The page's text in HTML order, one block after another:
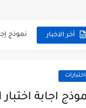
أخر الاخبار نموذج
مذكرة
اختبارات